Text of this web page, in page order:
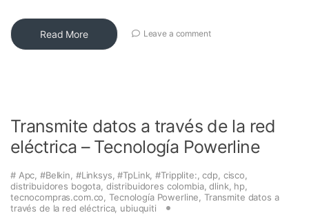
Read More Leave a comment
Transmite datos a través de la red
eléctrica – Tecnología Powerline
# Apc ,#Belkin #Linksys ,#TpLink ,#Tripplite: ,cdp cisco
distribuidores bogota distribuidores colombia,dlink hp
tecnocompras.com.co ,Tecnología Powerline ,Transmite datos a
través de la red eléctrica, ubiuquiti